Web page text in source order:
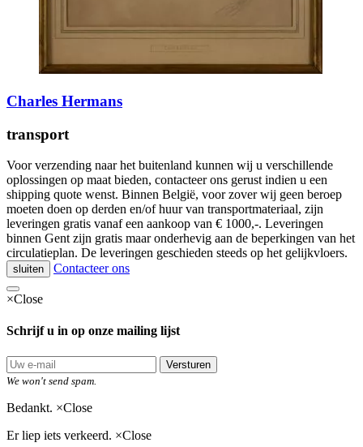
Charles Hermans
transport
Voor verzending naar het buitenland kunnen wij u verschillende
oplossingen op maat bieden, contacteer ons gerust indien u een
shipping quote wenst. Binnen België, voor zover wij geen beroep
moeten doen op derden en/of huur van transportmateriaal, zijn
leveringen gratis vanaf een aankoop van € 1000,-. Leveringen
binnen Gent zijn gratis maar onderhevig aan de beperkingen van het
circulatieplan. De leveringen geschieden steeds op het gelijkvloers.
sluiten Contacteer ons
×Close
Schrijf u in op onze mailing lijst
Versturen
We won't send spam.
Bedankt. ×Close
Er liep iets verkeerd. ×Close